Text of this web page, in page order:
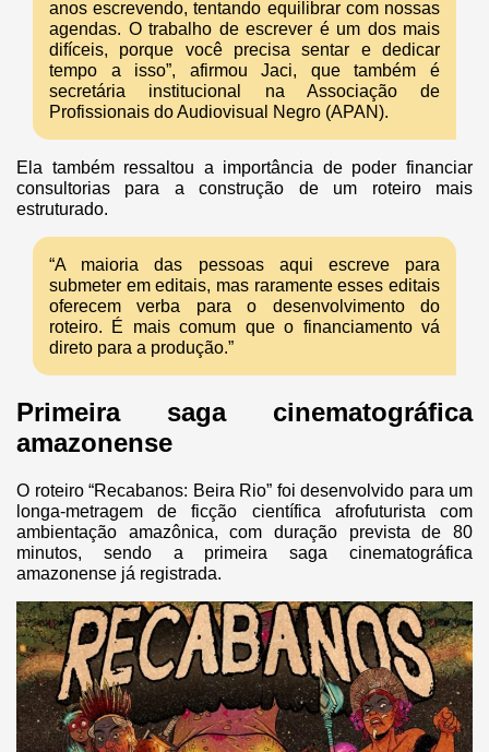
anos escrevendo, tentando equilibrar com nossas
agendas. O trabalho de escrever é um dos mais
difíceis, porque você precisa sentar e dedicar
tempo a isso”, afirmou Jaci, que também é
secretária institucional na Associação de
Profissionais do Audiovisual Negro (APAN).
Ela também ressaltou a importância de poder financiar
consultorias para a construção de um roteiro mais
estruturado.
“A maioria das pessoas aqui escreve para
submeter em editais, mas raramente esses editais
oferecem verba para o desenvolvimento do
roteiro. É mais comum que o financiamento vá
direto para a produção.”
Primeira saga cinematográfica
amazonense
O roteiro “Recabanos: Beira Rio” foi desenvolvido para um
longa-metragem de ficção científica afrofuturista com
ambientação amazônica, com duração prevista de 80
minutos, sendo a primeira saga cinematográfica
amazonense já registrada.